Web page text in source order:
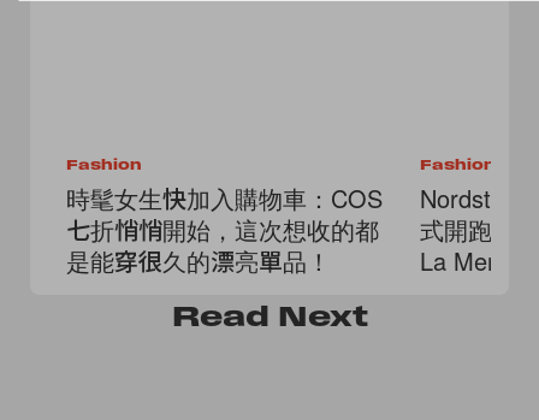
Fashion
時髦女生快加入購物車：COS
七折悄悄開始，這次想收的都
是能穿很久的漂亮單品！
Fashion
式開跑：
La Mer 到
Read Next